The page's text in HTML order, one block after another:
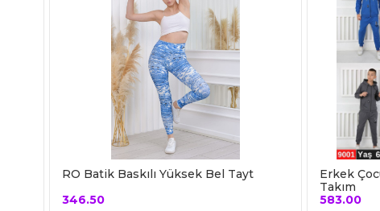
RO Batik Baskılı Yüksek Bel Tayt
346.50
Erkek
Takım
583.00